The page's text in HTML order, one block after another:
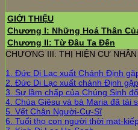
GIỚI THIỆU
Chương I: Những Hoá Thân
Chương II: Từ Đâu Ta Đến
CHƯƠNG III: THỊ HIỆN CƯ NHÂN
1. Đức Di Lạc xuất Chánh Định
2. Đức Di Lạc xuất chánh Định
3. Sự lầm chấp của Chúng Sinh
4. Chúa Giêsu và bà Maria đã tái
5. Vết Chân Người-Cư-Sĩ
6. Tuổi thọ con người thời mạt-